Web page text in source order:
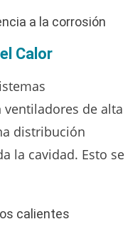
a la corrosión
Calor
ventiladores de alta
distribución
la cavidad. Esto se
calientes